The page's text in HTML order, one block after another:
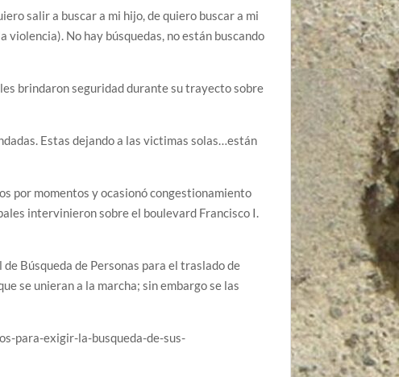
salir a buscar a mi hijo, de quiero buscar a mi
violencia). No hay búsquedas, no están buscando
brindaron seguridad durante su trayecto sobre
Estas dejando a las victimas solas…están
por momentos y ocasionó congestionamiento
intervinieron sobre el boulevard Francisco I.
Búsqueda de Personas para el traslado de
se unieran a la marcha; sin embargo se las
para-exigir-la-busqueda-de-sus-